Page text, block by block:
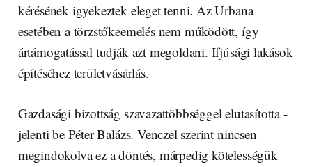
kérésének igyekeztek eleget tenni. Az Urbana
esetében a törzstőkeemelés nem működött, így
ártámogatással tudják azt megoldani. Ifjúsági lakások
építéséhez területvásárlás.
Gazdasági bizottság szavazattöbbséggel elutasította -
jelenti be Péter Balázs. Venczel szerint nincsen
megindokolva ez a döntés, márpedig kötelességük